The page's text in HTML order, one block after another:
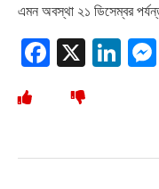
এমন অবস্থা ২১ ডিসেম্বর
X